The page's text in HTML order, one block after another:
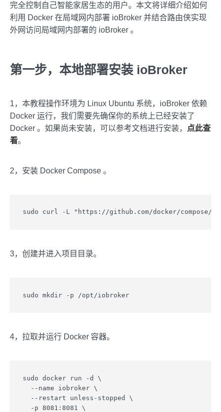
完全控制自己智能家居生态的用户。本文将详细介绍如何
利用 Docker 在局域网内部署 ioBroker 并结合路由侠实现
外网访问局域网内部署的 ioBroker 。
第一步，本地部署安装 ioBroker
1，本教程操作环境为 Linux Ubuntu 系统，ioBroker 依赖
Docker 运行，我们需要先确保你的系统上已经安装了
Docker 。如果尚未安装，可以参考文档进行安装，
点此查
看。
2，安装 Docker Compose 。
sudo curl -L "https://github.com/docker/
3，创建并进入项目目录。
sudo mkdir -p /opt/iobroker
4，拉取并运行 Docker 容器。
sudo docker run -d \
  --name iobroker \
  --restart unless-stopped \
  -p 8081:8081 \